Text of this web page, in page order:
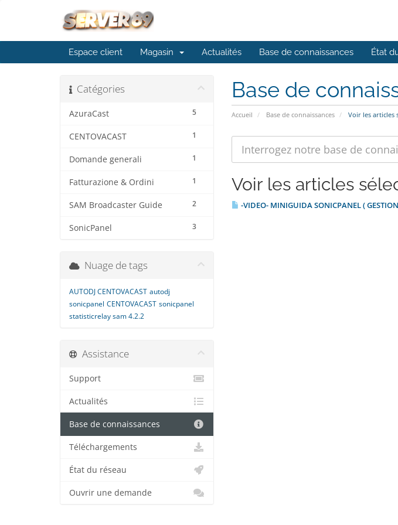
Espace client Magasin Actualités Base de connaissances État
Base de
Accueil Base de connaissances Voir les articles
Catégories
5
AzuraCast
1
CENTOVACAST
1
Domande generali
1
Fatturazione & Ordini
2
SAM Broadcaster Guide
3
SonicPanel
Voir les articles
-VIDEO- MINIGUIDA SONICPANEL (
Nuage de tags
AUTODJ CENTOVACAST autodj
sonicpanel CENTOVACAST sonicpanel
statisticrelay sam 4.2.2
Assistance
Support
Actualités
Base de connaissances
Téléchargements
État du réseau
Ouvrir une demande